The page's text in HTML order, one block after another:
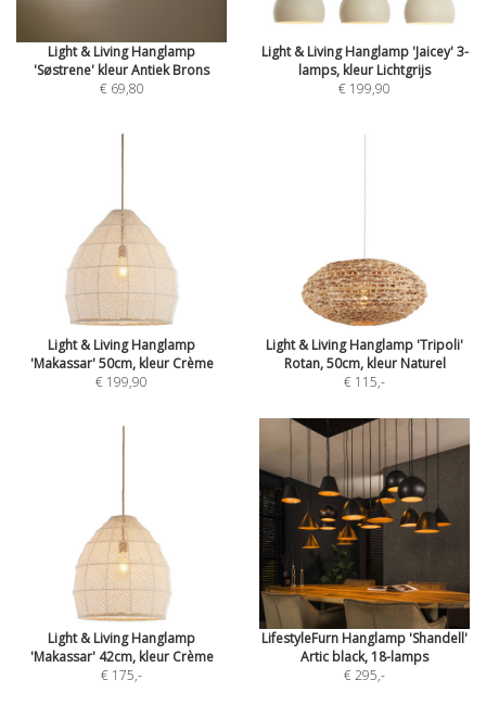
Light & Living Hanglamp
'Søstrene' kleur Antiek Brons
€ 69,80
Light & Living Hanglamp 'Jaicey' 3-
lamps, kleur Lichtgrijs
€ 199,90
Light & Living Hanglamp
'Makassar' 50cm, kleur Crème
€ 199,90
Light & Living Hanglamp 'Tripoli'
Rotan, 50cm, kleur Naturel
€ 115,-
Light & Living Hanglamp
'Makassar' 42cm, kleur Crème
€ 175,-
LifestyleFurn Hanglamp 'Shandell'
Artic black, 18-lamps
€ 295,-